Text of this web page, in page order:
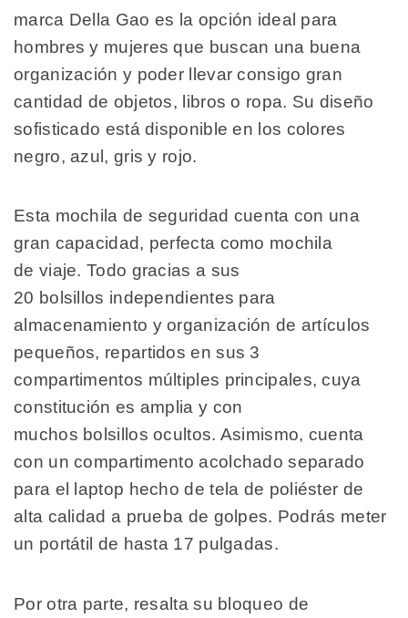
marca Della Gao es la opción ideal para
hombres y mujeres que buscan una buena
organización y poder llevar consigo gran
cantidad de objetos, libros o ropa. Su diseño
sofisticado está disponible en los colores
negro, azul, gris y rojo.
Esta mochila de seguridad cuenta con una
gran capacidad, perfecta como mochila
de viaje. Todo gracias a sus
20 bolsillos independientes para
almacenamiento y organización de artículos
pequeños, repartidos en sus 3
compartimentos múltiples principales, cuya
constitución es amplia y con
muchos bolsillos ocultos. Asimismo, cuenta
con un compartimento acolchado separado
para el laptop hecho de tela de poliéster de
alta calidad a prueba de golpes. Podrás meter
un portátil de hasta 17 pulgadas.
Por otra parte, resalta su bloqueo de